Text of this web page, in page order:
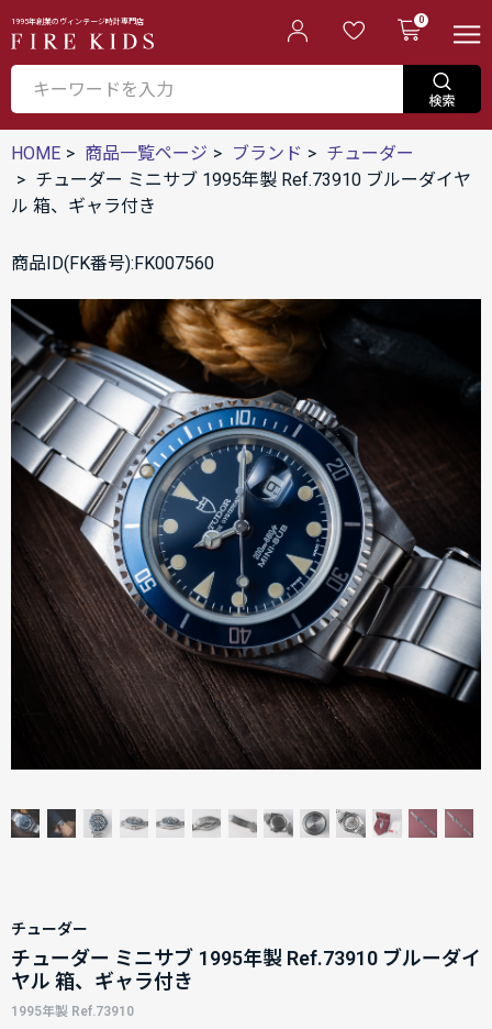
1995年創業のヴィンテージ時計専門店 0
HOME 商品一覧ページ ブランド
チューダー
チューダー ミニサブ 1995年製 Ref.73910 ブルーダイヤ
ル 箱、ギャラ付き
商品ID(FK番号):FK007560
チューダー
チューダー ミニサブ 1995年製 Ref.73910 ブルーダイ
ヤル 箱、ギャラ付き
1995年製 Ref.73910